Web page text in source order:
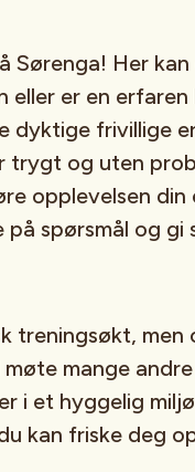
Sørenga! Her
eller er en erfaren
dyktige frivillige
trygt og uten
opplevelsen din
på spørsmål og
treningsøkt, men
mange andre
i et hyggelig
kan friske deg